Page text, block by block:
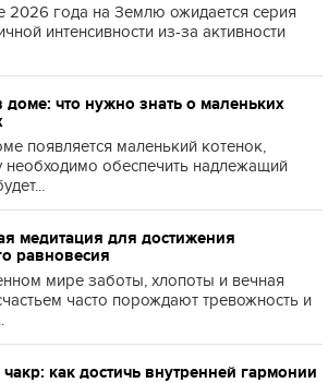
2026 года на Землю ожидается серия
интенсивности из-за активности
доме: что нужно знать о маленьких
появляется маленький котенок,
необходимо обеспечить надлежащий
медитация для достижения
равновесия
мире заботы, хлопоты и вечная
часто порождают тревожность и
как достичь внутренней гармонии